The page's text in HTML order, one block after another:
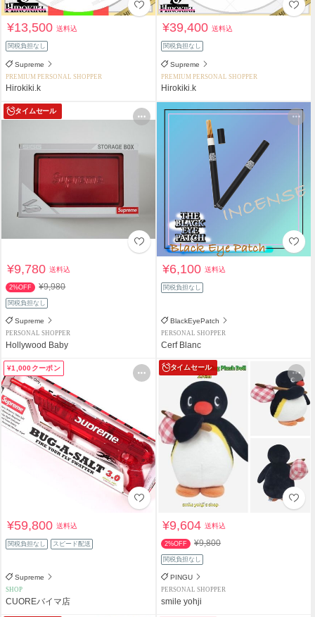
¥13,500送料込
関税負担なし
Supreme
PREMIUM PERSONAL SHOPPER
Hirokiki.k
¥39,400送料込
関税負担なし
Supreme
PREMIUM PERSONAL SHOPPER
Hirokiki.k
タイムセール
¥9,780送料込
2%OFF ¥9,980
関税負担なし
Supreme
PERSONAL SHOPPER
Hollywood Baby
¥6,100送料込
関税負担なし
BlackEyePatch
PERSONAL SHOPPER
Cerf Blanc
¥1,000クーポン
¥59,800送料込
関税負担なし スピード配送
Supreme
SHOP
CUOREバイマ店
タイムセール
¥9,604送料込
2%OFF ¥9,800
関税負担なし
PINGU
PERSONAL SHOPPER
smile yohji